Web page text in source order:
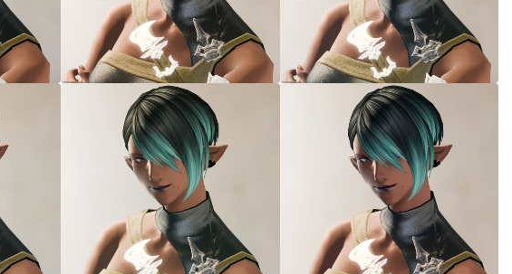
ロングスカート
インナーパンツ付きスカート
ショートパンツ
三分丈
四分丈